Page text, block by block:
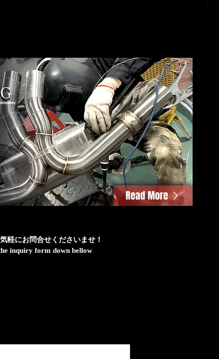
価
Read More
軽にお問合せくださいませ！
inquiry form down bellow